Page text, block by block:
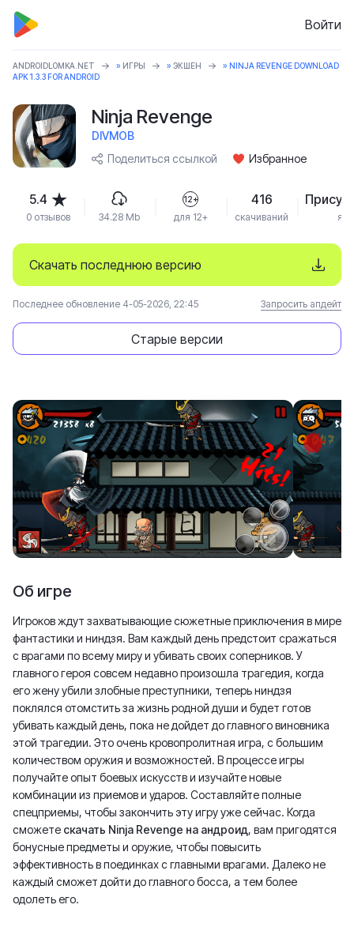
Войти
ANDROIDLOMKA.NET » ИГРЫ » ЭКШЕН
» NINJA REVENGE DOWNLOAD
APK 1.3.3 FOR ANDROID
Ninja Revenge
DIVMOB
Поделиться ссылкой
Избранное
Скачать последнюю версию
Старые версии
Последнее обновление 4-05-2026, 22:45 Запросить апдейт
5.4
0 отзывов 34.28 Mb
12+
для 12+
416
скачиваний
Об игре
Игроков ждут захватывающие сюжетные приключения в мире
фантастики и ниндзя. Вам каждый день предстоит сражаться
с врагами по всему миру и убивать своих соперников. У
главного героя совсем недавно произошла трагедия, когда
его жену убили злобные преступники, теперь ниндзя
поклялся отомстить за жизнь родной души и будет готов
убивать каждый день, пока не дойдет до главного виновника
этой трагедии. Это очень кровопролитная игра, с большим
количеством оружия и возможностей. В процессе игры
получайте опыт боевых искусств и изучайте новые
комбинации из приемов и ударов. Составляйте полные
спецприемы, чтобы закончить эту игру уже сейчас. Когда
сможете скачать Ninja Revenge на андроид, вам пригодятся
бонусные предметы и оружие, чтобы повысить
эффективность в поединках с главными врагами. Далеко не
каждый сможет дойти до главного босса, а тем более
одолеть его.